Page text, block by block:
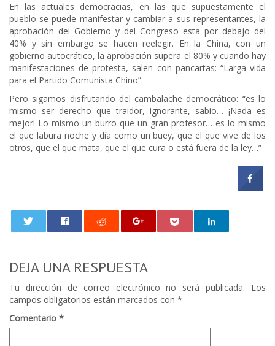
En las actuales democracias, en las que supuestamente el
pueblo se puede manifestar y cambiar a sus representantes, la
aprobación del Gobierno y del Congreso esta por debajo del
40% y sin embargo se hacen reelegir. En la China, con un
gobierno autocrático, la aprobación supera el 80% y cuando hay
manifestaciones de protesta, salen con pancartas: “Larga vida
para el Partido Comunista Chino”.
Pero sigamos disfrutando del cambalache democrático: “es lo
mismo ser derecho que traidor, ignorante, sabio… ¡Nada es
mejor! Lo mismo un burro que un gran profesor… es lo mismo
el que labura noche y día como un buey, que el que vive de los
otros, que el que mata, que el que cura o está fuera de la ley…”
DEJA UNA RESPUESTA
Tu dirección de correo electrónico no será publicada.
Los
campos obligatorios están marcados con *
Comentario *